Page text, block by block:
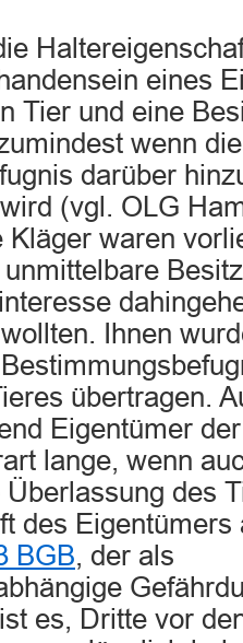
eines
Tier und eine
wenn die
darüber
(vgl. OLG
Kläger waren
Ihnen
übertragen.
Eigentümer
lange, wenn
des
des Eigentümers
BGB, der als
es, Dritte vor